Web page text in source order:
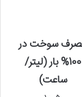
سوخت در
100% بار (لیتر/
ساعت)